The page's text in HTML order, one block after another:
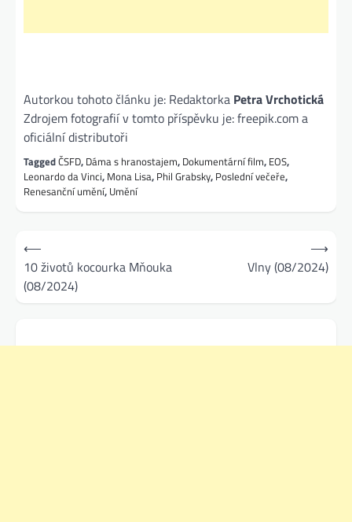
Autorkou tohoto článku je: Redaktorka Petra Vrchotická
Zdrojem fotografií v tomto příspěvku je: freepik.com a
oficiální distributoři
TaggedČSFD, Dáma s hranostajem, Dokumentární film, EOS,
Leonardo da Vinci, Mona Lisa, Phil Grabsky, Poslední večeře,
Renesanční umění, Umění
Navigace
pro
příspěvek
⟵
10 životů kocourka Mňouka
(08/2024)
Vlny (08/2024)
⟶